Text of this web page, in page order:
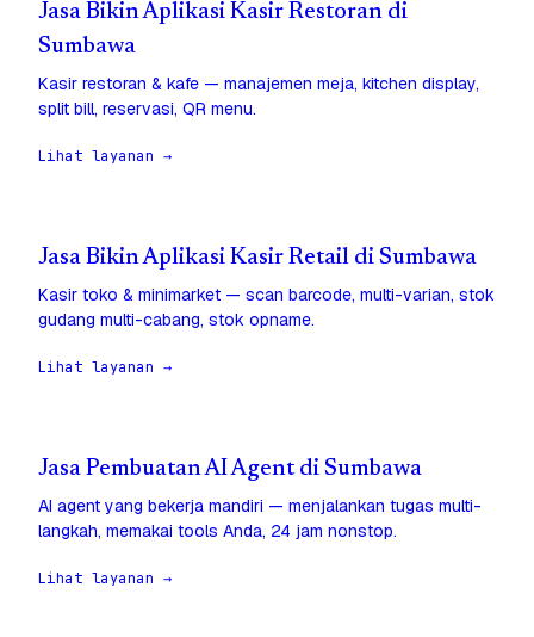
Jasa Bikin Aplikasi Kasir Restoran di
Sumbawa
Kasir restoran & kafe — manajemen meja, kitchen display,
split bill, reservasi, QR menu.
Lihat layanan →
Jasa Bikin Aplikasi Kasir Retail di Sumbawa
Kasir toko & minimarket — scan barcode, multi-varian, stok
gudang multi-cabang, stok opname.
Lihat layanan →
Jasa Pembuatan AI Agent di Sumbawa
AI agent yang bekerja mandiri — menjalankan tugas multi-
langkah, memakai tools Anda, 24 jam nonstop.
Lihat layanan →